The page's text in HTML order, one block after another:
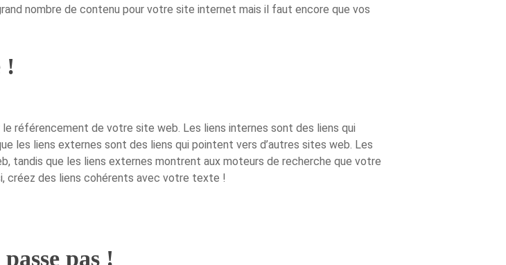
nombre de contenu pour votre site internet mais il faut encore que vos
!
référencement de votre site web. Les liens internes sont des liens qui
les liens externes sont des liens qui pointent vers d’autres sites web. Les
tandis que les liens externes montrent aux moteurs de recherche que votre
créez des liens cohérents avec votre texte !
pas !